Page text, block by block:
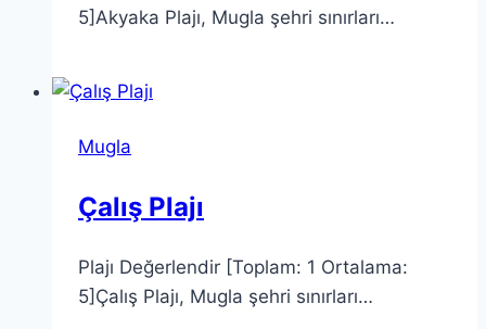
5]Akyaka Plajı, Mugla şehri sınırları…
Mugla
Çalış Plajı
Plajı Değerlendir [Toplam: 1 Ortalama:
5]Çalış Plajı, Mugla şehri sınırları…